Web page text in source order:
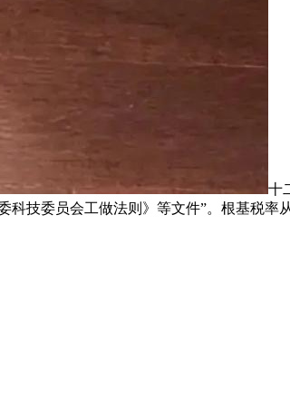
十
技委员会工做法则》等文件”。根基税